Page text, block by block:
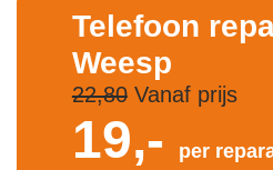
Telefoon
Weesp
22,80Vanaf prijs
19,- per